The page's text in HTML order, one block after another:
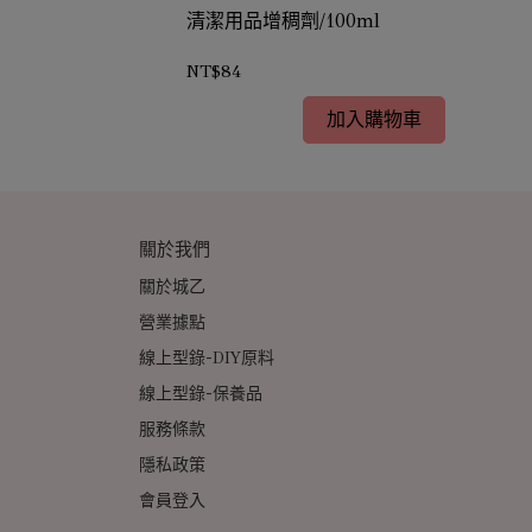
清潔用品增稠劑/100ml
NT$84
加入購物車
關於我們
關於城乙
營業據點
線上型錄-DIY原料
線上型錄-保養品
服務條款
隱私政策
會員登入